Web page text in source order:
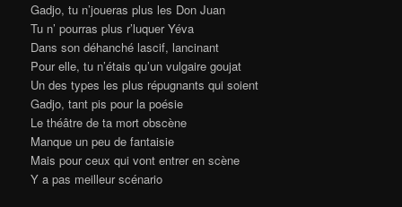
Gadjo, tu n’joueras plus les Don Juan
Tu n’ pourras plus r’luquer Yéva
Dans son déhanché lascif, lancinant
Pour elle, tu n’étais qu’un vulgaire goujat
Un des types les plus répugnants qui soient
Gadjo, tant pis pour la poésie
Le théâtre de ta mort obscène
Manque un peu de fantaisie
Mais pour ceux qui vont entrer en scène
Y a pas meilleur scénario